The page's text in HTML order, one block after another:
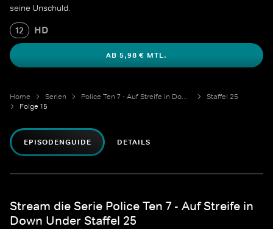
seine Unschuld.
12 HD
AB 5,98 € MTL.
Home Serien Police Ten 7 - Auf Streife in Down Under
Staffel 25
Folge 15
EPISODENGUIDE DETAILS
Stream die Serie Police Ten 7 - Auf Streife in
Down Under Staffel 25